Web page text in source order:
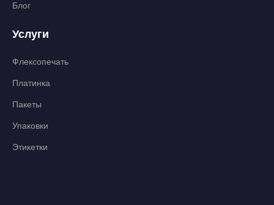
Блог
Услуги
Флексопечать
Платинка
Пакеты
Упаковки
Этикетки